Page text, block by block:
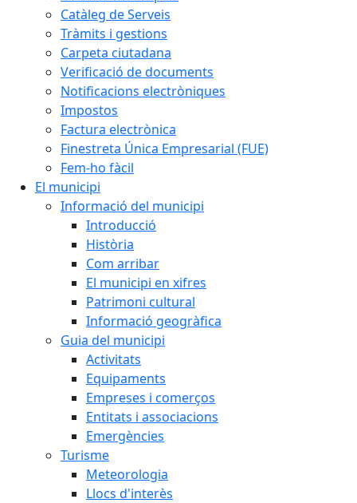
Catàleg de Serveis
Tràmits i gestions
Carpeta ciutadana
Verificació de documents
Notificacions electròniques
Impostos
Factura electrònica
Finestreta Única Empresarial (FUE)
Fem-ho fàcil
El municipi
Informació del municipi
Introducció
Història
Com arribar
El municipi en xifres
Patrimoni cultural
Informació geogràfica
Guia del municipi
Activitats
Equipaments
Empreses i comerços
Entitats i associacions
Emergències
Turisme
Meteorologia
Llocs d'interès